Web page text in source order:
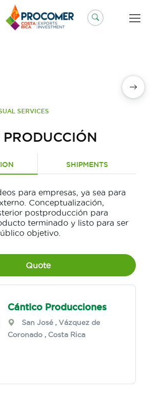
SERVICES
SHIPMENTS
para empresas, ya sea para
Conceptualización,
postproducción para
terminado y listo para ser
objetivo.
Quote
Cántico Producciones
San José ,Vázquez de
Coronado , Costa Rica